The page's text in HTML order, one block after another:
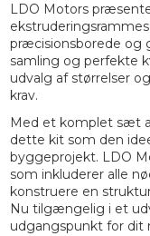
LDO Motors
præcisionsborede og
samling og perfekte
udvalg af størrelser
krav.
Med et komplet sæt
dette kit som den
byggeprojekt. LDO
som inkluderer alle
konstruere en
Nu tilgængelig i et
udgangspunkt for dit